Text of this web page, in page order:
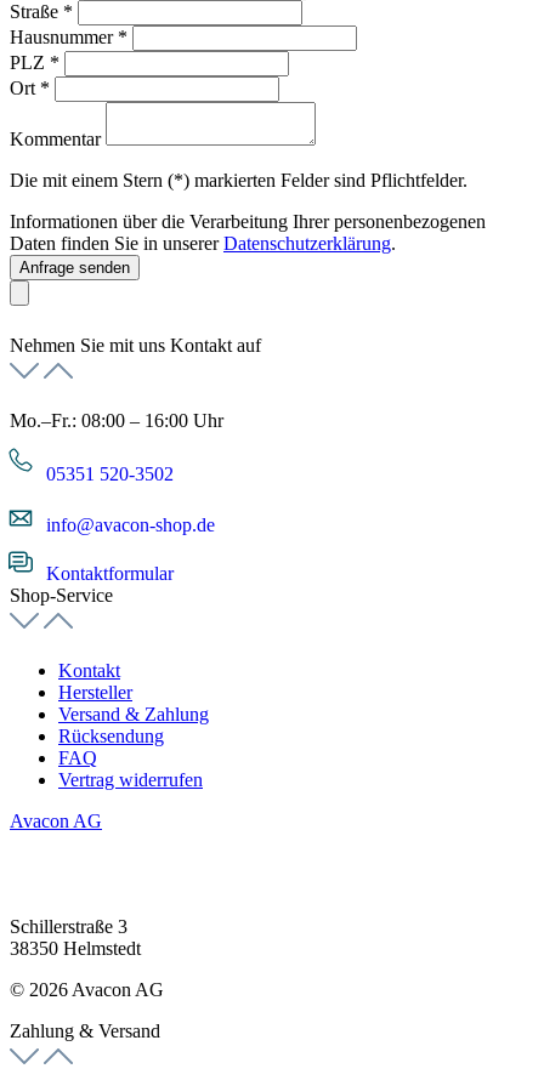
Straße *
Hausnummer *
PLZ *
Ort *
Kommentar
Die mit einem Stern (*) markierten Felder sind Pflichtfelder.
Informationen über die Verarbeitung Ihrer personenbezogenen
Daten finden Sie in unsererDatenschutzerklärung.
Anfrage senden
Nehmen Sie mit uns Kontakt auf
Mo.–Fr.: 08:00 – 16:00 Uhr
05351 520-3502
info@avacon-shop.de
Kontaktformular
Shop-Service
Kontakt
Hersteller
Versand & Zahlung
Rücksendung
FAQ
Vertrag widerrufen
Avacon AG
Schillerstraße 3
38350 Helmstedt
© 2026 Avacon AG
Zahlung & Versand